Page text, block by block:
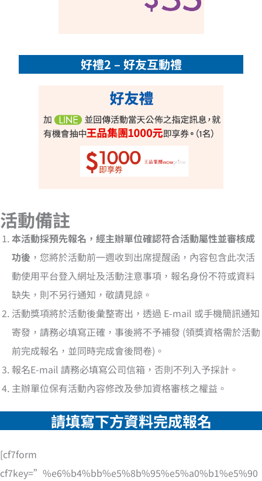
好禮2 – 好友互動禮
活動備註
本活動採預先報名，經主辦單位確認符合活動屬性並審核成
功後 ，您將於活動前一週收到出席提醒函，內容包含此次活
動使用平台登入網址及活動注意事項，報名身份不符或資料
缺失，則不另行通知，敬請見諒。
活動獎項將於活動後彙整寄出，透過 E-mail 或手機簡訊通知
寄發，請務必填寫正確，事後將不予補發 (領獎資格需於活動
前完成報名，並同時完成會後問卷)。
報名E-mail 請務必填寫公司信箱，否則不列入予採計。
主辦單位保有活動內容修改及參加資格審核之權益。
請填寫下方資料完成報名
[cf7form
cf7key=”%e6%b4%bb%e5%8b%95%e5%a0%b1%e5%90